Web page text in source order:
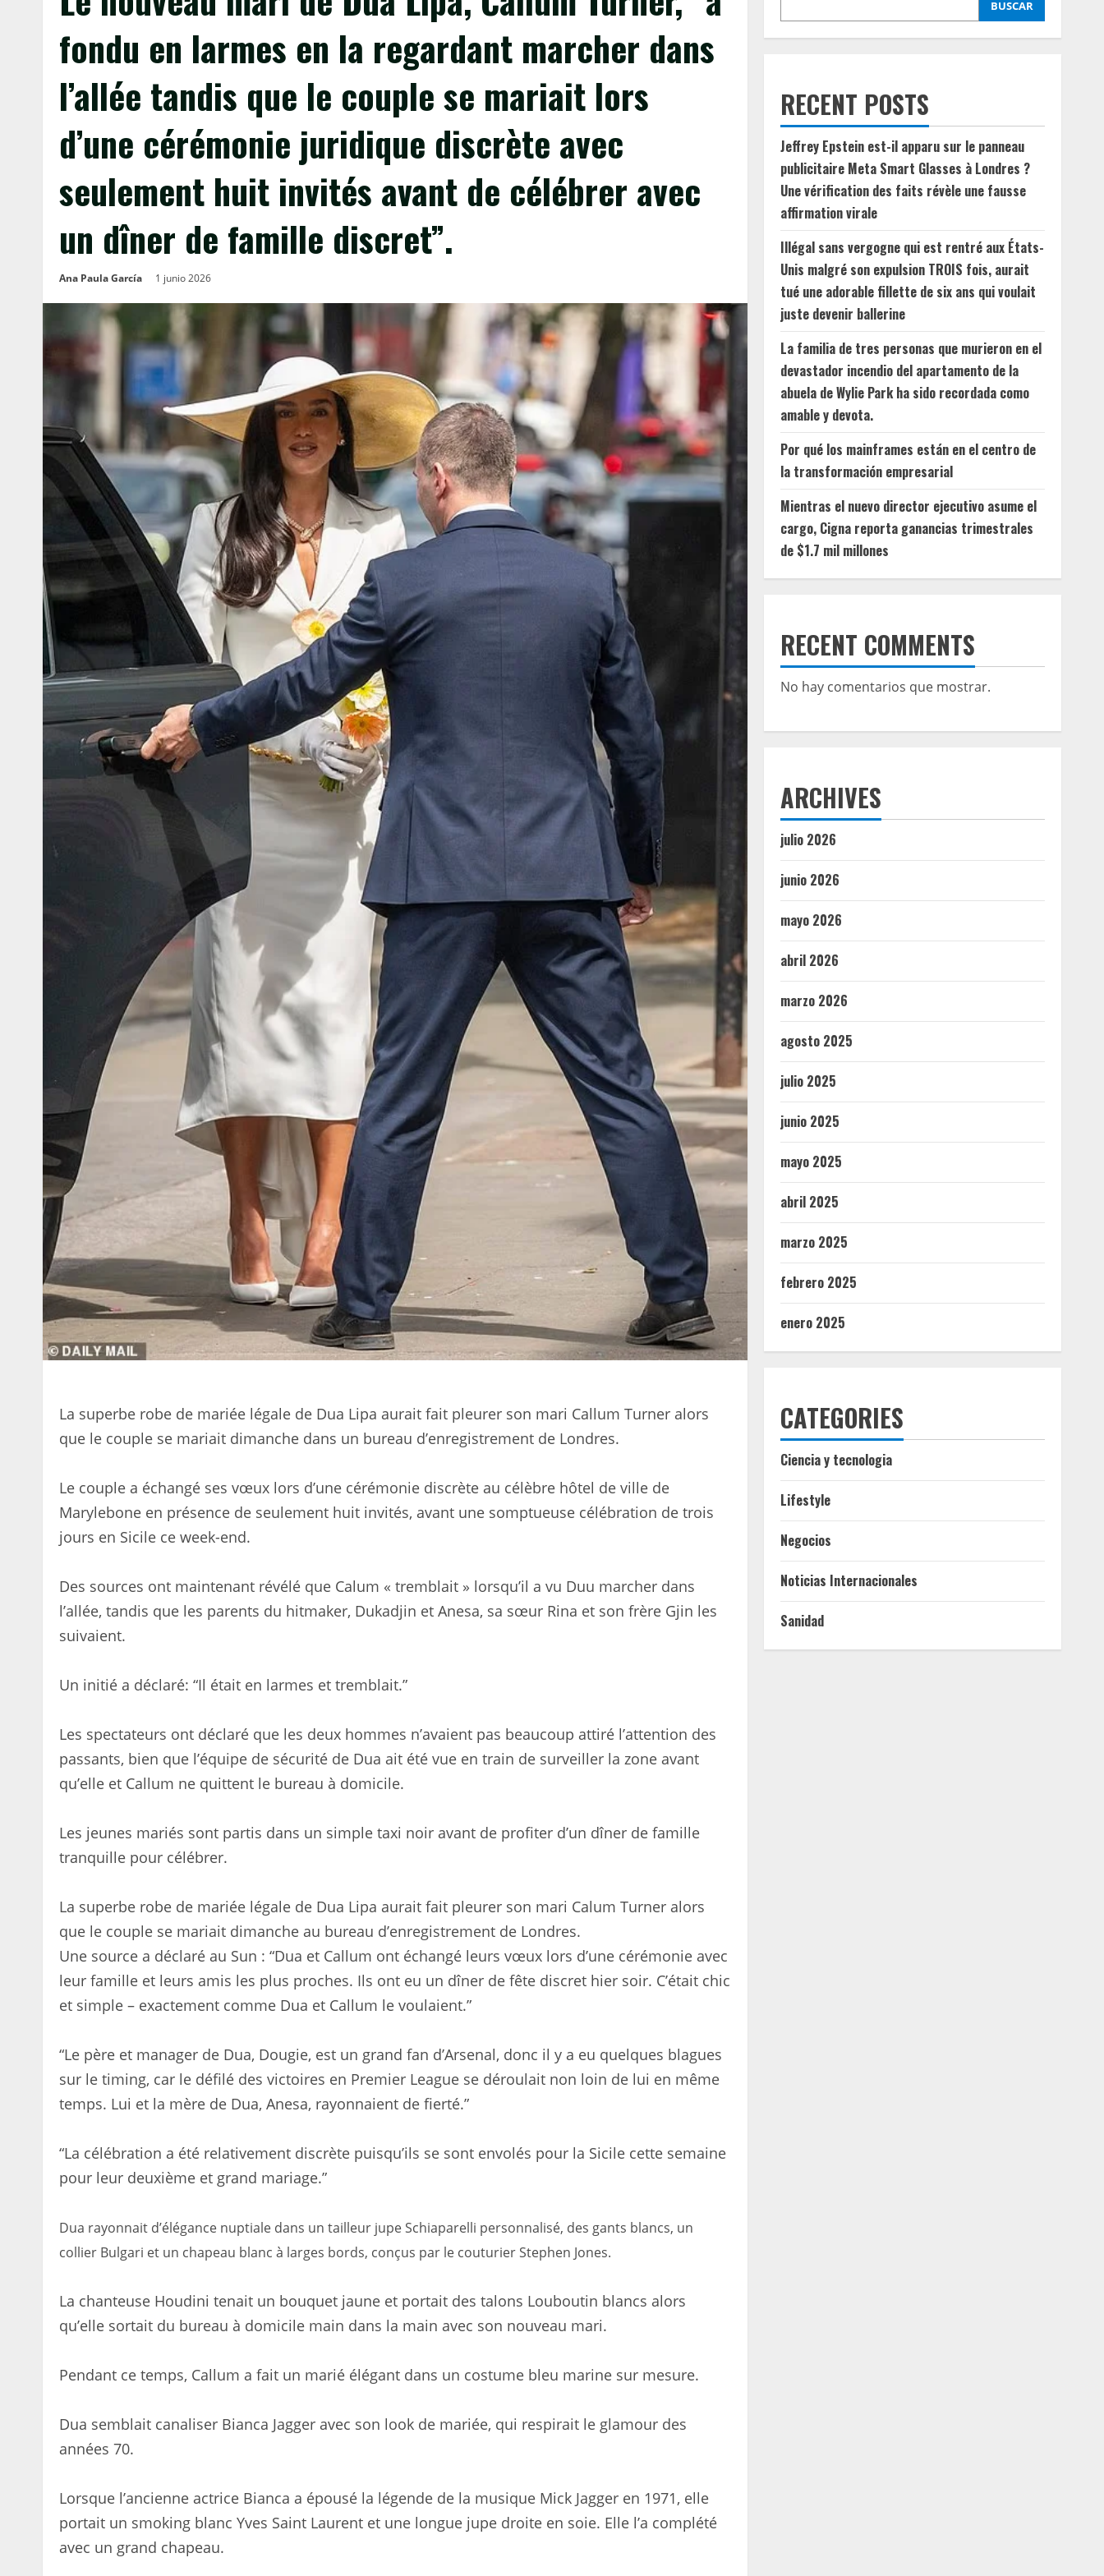
fondu en larmes en la regardant marcher dans
l’allée tandis que le couple se mariait lors
d’une cérémonie juridique discrète avec
seulement huit invités avant de célébrer avec
un dîner de famille discret”.
Ana Paula García 1 junio 2026
La superbe robe de mariée légale de Dua Lipa aurait fait pleurer son mari Callum Turner alors
que le couple se mariait dimanche dans un bureau d’enregistrement de Londres.
Le couple a échangé ses vœux lors d’une cérémonie discrète au célèbre hôtel de ville de
Marylebone en présence de seulement huit invités, avant une somptueuse célébration de trois
jours en Sicile ce week-end.
Des sources ont maintenant révélé que Calum « tremblait » lorsqu’il a vu Duu marcher dans
l’allée, tandis que les parents du hitmaker, Dukadjin et Anesa, sa sœur Rina et son frère Gjin les
suivaient.
Un initié a déclaré: “Il était en larmes et tremblait.”
Les spectateurs ont déclaré que les deux hommes n’avaient pas beaucoup attiré l’attention des
passants, bien que l’équipe de sécurité de Dua ait été vue en train de surveiller la zone avant
qu’elle et Callum ne quittent le bureau à domicile.
Les jeunes mariés sont partis dans un simple taxi noir avant de profiter d’un dîner de famille
tranquille pour célébrer.
La superbe robe de mariée légale de Dua Lipa aurait fait pleurer son mari Calum Turner alors
que le couple se mariait dimanche au bureau d’enregistrement de Londres.
Une source a déclaré au Sun : “Dua et Callum ont échangé leurs vœux lors d’une cérémonie avec
leur famille et leurs amis les plus proches. Ils ont eu un dîner de fête discret hier soir. C’était chic
et simple – exactement comme Dua et Callum le voulaient.”
“Le père et manager de Dua, Dougie, est un grand fan d’Arsenal, donc il y a eu quelques blagues
sur le timing, car le défilé des victoires en Premier League se déroulait non loin de lui en même
temps. Lui et la mère de Dua, Anesa, rayonnaient de fierté.”
“La célébration a été relativement discrète puisqu’ils se sont envolés pour la Sicile cette semaine
pour leur deuxième et grand mariage.”
Dua rayonnait d’élégance nuptiale dans un tailleur jupe Schiaparelli personnalisé, des gants blancs, un
collier Bulgari et un chapeau blanc à larges bords, conçus par le couturier Stephen Jones.
La chanteuse Houdini tenait un bouquet jaune et portait des talons Louboutin blancs alors
qu’elle sortait du bureau à domicile main dans la main avec son nouveau mari.
Pendant ce temps, Callum a fait un marié élégant dans un costume bleu marine sur mesure.
Dua semblait canaliser Bianca Jagger avec son look de mariée, qui respirait le glamour des
années 70.
Lorsque l’ancienne actrice Bianca a épousé la légende de la musique Mick Jagger en 1971, elle
portait un smoking blanc Yves Saint Laurent et une longue jupe droite en soie. Elle l’a complété
avec un grand chapeau.
BUSCAR
RECENT POSTS
Jeffrey Epstein est-il apparu sur le panneau
publicitaire Meta Smart Glasses à Londres ?
Une vérification des faits révèle une fausse
affirmation virale
Illégal sans vergogne qui est rentré aux États-
Unis malgré son expulsion TROIS fois, aurait
tué une adorable fillette de six ans qui voulait
juste devenir ballerine
La familia de tres personas que murieron en el
devastador incendio del apartamento de la
abuela de Wylie Park ha sido recordada como
amable y devota.
Por qué los mainframes están en el centro de
la transformación empresarial
Mientras el nuevo director ejecutivo asume el
cargo, Cigna reporta ganancias trimestrales
de $1.7 mil millones
RECENT COMMENTS
No hay comentarios que mostrar.
ARCHIVES
julio 2026
junio 2026
mayo 2026
abril 2026
marzo 2026
agosto 2025
julio 2025
junio 2025
mayo 2025
abril 2025
marzo 2025
febrero 2025
enero 2025
CATEGORIES
Ciencia y tecnologia
Lifestyle
Negocios
Noticias Internacionales
Sanidad